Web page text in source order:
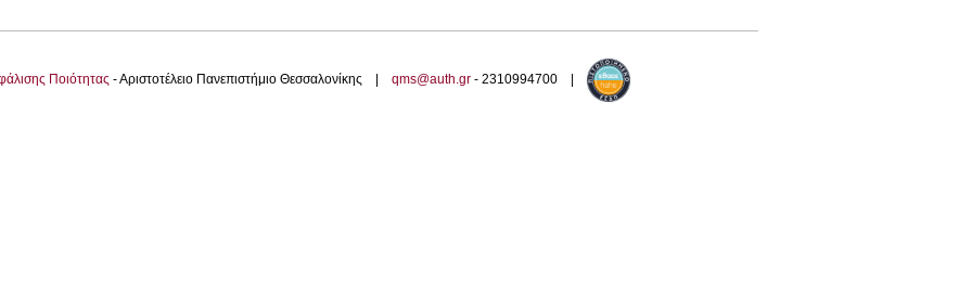
Ποιότητας - Αριστοτέλειο Πανεπιστήμιο Θεσσαλονίκης | qms@auth.gr - 2310994700 |